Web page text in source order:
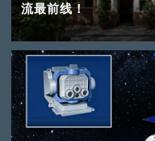
流最前线！